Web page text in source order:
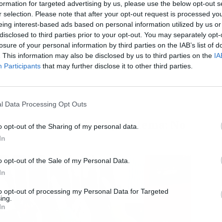
for targeted advertising by us, please use the below opt-out
selection. Please note that after your opt-out request is processed
interest-based ads based on personal information utilized by us
to third parties prior to your opt-out. You may separately
of your personal information by third parties on the IAB’s list of
This information may also be disclosed by us to third parties on the
Participants that may further disclose it to other third parties.
Data Processing Opt Outs
opt-out of the Sharing of my personal data.
opt-out of the Sale of my Personal Data.
opt-out of processing my Personal Data for Targeted
diésel será un problema: No